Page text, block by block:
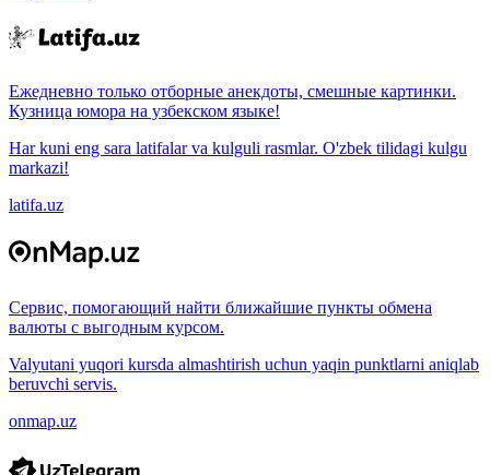
Ежедневно только отборные анекдоты, смешные картинки.
Кузница юмора на узбекском языке!
Har kuni eng sara latifalar va kulguli rasmlar. O'zbek tilidagi kulgu
markazi!
latifa.uz
Сервис, помогающий найти ближайшие пункты обмена
валюты с выгодным курсом.
Valyutani yuqori kursda almashtirish uchun yaqin punktlarni aniqlab
beruvchi servis.
onmap.uz